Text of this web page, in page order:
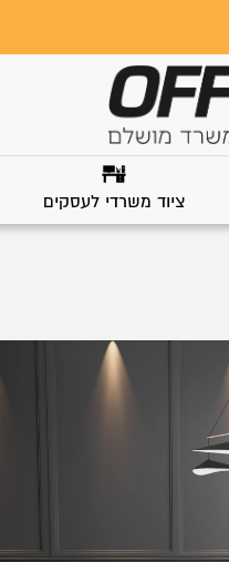
ציוד משרדי לעסקים